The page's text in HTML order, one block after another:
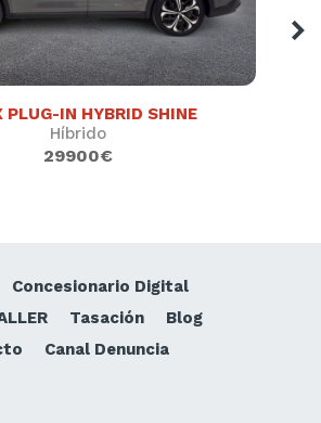
PLUG-IN HYBRID SHINE
Híbrido
29900€
Concesionario Digital
Tasación
Blog
Canal Denuncia